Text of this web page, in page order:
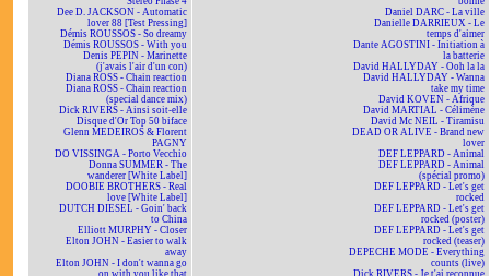
Dee D. JACKSON - Automatic
lover 88 [Test Pressing]
Démis ROUSSOS - So dreamy
Démis ROUSSOS - With you
Denis PEPIN - Marinette
(j'avais l'air d'un con)
Diana ROSS - Chain reaction
Diana ROSS - Chain reaction
(special dance mix)
Dick RIVERS - Ainsi soit-elle
Disque d'Or Top 50 biface
Glenn MEDEIROS & Florent
PAGNY
DO VISSINGA - Porto Vecchio
Donna SUMMER - The
wanderer [White Label]
DOOBIE BROTHERS - Real
love [White Label]
DUTCH DIESEL - Goin' back
to China
Elliott MURPHY - Closer
Elton JOHN - Easier to walk
away
Elton JOHN - I don't wanna go
on with you like that
Daniel DARC - La ville
Danielle DARRIEUX - Le
temps d'aimer
Dante AGOSTINI - Initiation à
la batterie
David HALLYDAY - Ooh la la
David HALLYDAY - Wanna
take my time
David KOVEN - Afrique
David MARTIAL - Célimène
David Mc NEIL - Tiramisu
DEAD OR ALIVE - Brand new
lover
DEF LEPPARD - Animal
DEF LEPPARD - Animal
(spécial promo)
DEF LEPPARD - Let's get
rocked
DEF LEPPARD - Let's get
rocked (poster)
DEF LEPPARD - Let's get
rocked (teaser)
DEPECHE MODE - Everything
counts (live)
Dick RIVERS - Je t'ai reconnue